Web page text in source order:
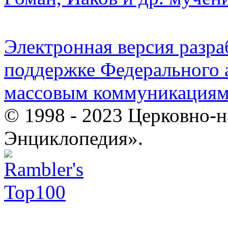
Электронная версия
поддержке Федерального
массовым
© 1998 - 2023 Церковно-
Энциклопедия».